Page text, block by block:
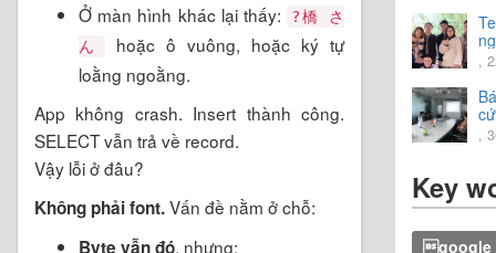
Ở màn hình khác lại thấy:
?橋 さ
ん
hoặc ô vuông, hoặc ký tự
loằng ngoằng.
App không crash. Insert thành công.
SELECT vẫn trả về record.
Vậy lỗi ở đâu?
Không phải font.Vấn đề nằm ở chỗ:
Byte vẫn đó, nhưng:
,
,
Key
google